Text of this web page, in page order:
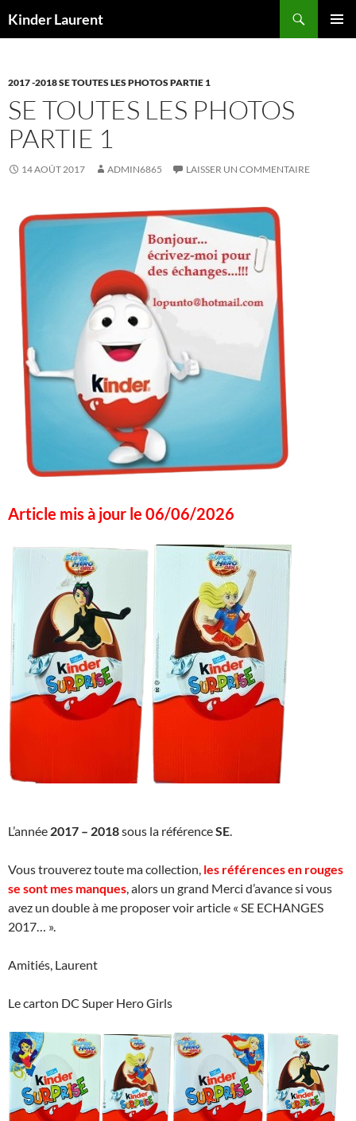
auKinder Laurent
2017 -2018 SE TOUTES LES PHOTOS PARTIE 1
SE TOUTES LES PHOTOS
PARTIE 1
14 AOÛT 2017 ADMIN6865 LAISSER UN COMMENTAIRE
Article mis à jour le 06/06/2026
L’année 2017 – 2018sous la référenceSE
Vous trouverez toute ma collection, les références en rouges
se sont mes manques , alors un grand Merci d’avance si vous
avez un double à me proposer voir article « SE ECHANGES
2017… ».
Amitiés, Laurent
Le carton DC Super Hero Girls